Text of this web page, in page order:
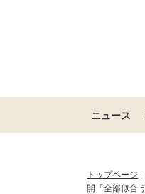
ニュース
トップページ
開「全部似合